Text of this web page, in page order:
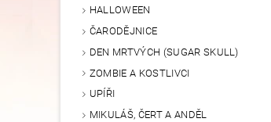
HALLOWEEN
ČARODĚJNICE
DEN MRTVÝCH (SUGAR SKULL)
ZOMBIE A KOSTLIVCI
UPÍŘI
MIKULÁŠ, ČERT A ANDĚL